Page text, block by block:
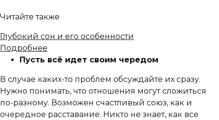
Читайте также
Глубокий сон и его особенности
Подробнее
Пусть всё идет своим чередом
В случае каких-то проблем обсуждайте их сразу.
Нужно понимать, что отношения могут сложиться
по-разному. Возможен счастливый союз, как и
очередное расставание. Никто не знает, как все